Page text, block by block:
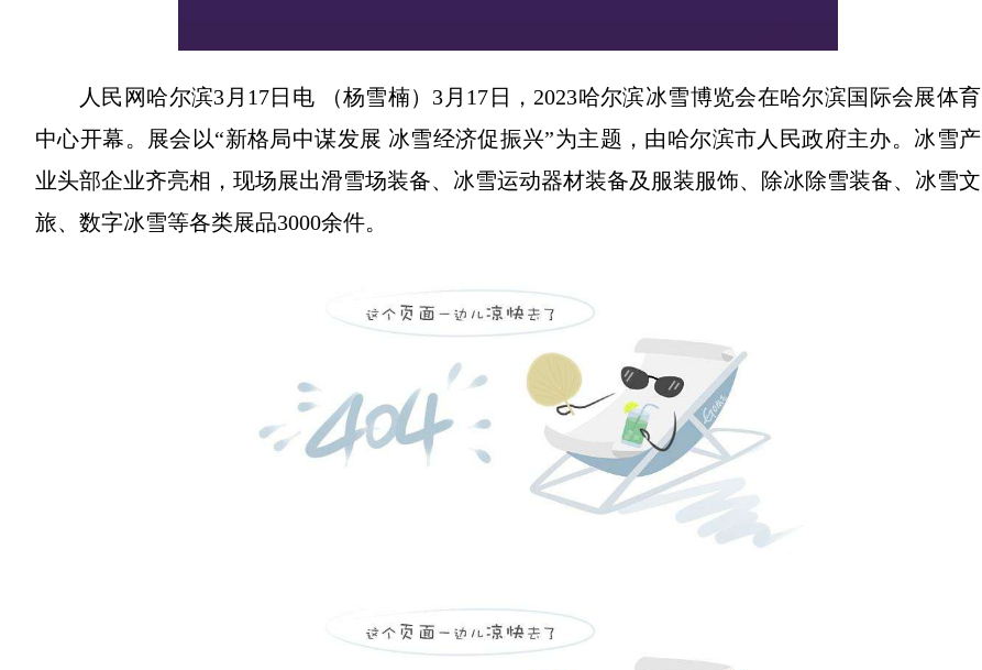
人民网哈尔滨3月17日电 （杨雪楠）3月17日，2023哈尔滨冰雪博览会在哈尔滨国际会展体育
中心开幕。展会以“新格局中谋发展 冰雪经济促振兴”为主题，由哈尔滨市人民政府主办。冰雪产
业头部企业齐亮相，现场展出滑雪场装备、冰雪运动器材装备及服装服饰、除冰除雪装备、冰雪文
旅、数字冰雪等各类展品3000余件。